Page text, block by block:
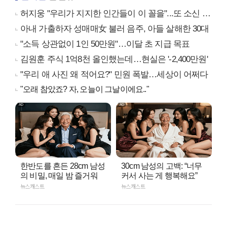
허지웅 "우리가 지지한 인간들이 이 꼴을"...또 소신 발언
아내 가출하자 성매매女 불러 음주, 아들 살해한 30대
"소득 상관없이 1인 50만원"…이달 초 지급 목표
김원훈 주식 1억8천 올인했는데…현실은 '-2,400만원'
"우리 애 사진 왜 적어요?" 민원 폭발…세상이 어쩌다
"오래 참았죠? 자, 오늘이 그날이에요.."
한반도를 흔든 28cm 남성
의 비밀, 매일 밤 즐거워
뉴스캐스트
30cm 남성의 고백: “너무
커서 사는 게 행복해요”
뉴스캐스트